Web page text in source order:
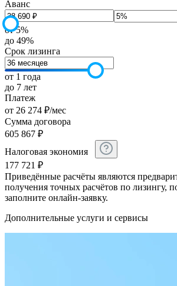
Аванс
от 5%
до 49%
Срок лизинга
от 1 года
до 7 лет
Платеж
от 26 274 ₽/мес
Сумма договора
605 867 ₽
Налоговая экономия
177 721 ₽
Приведённые расчёты являются
получения точных расчётов по лизингу,
заполните онлайн-заявку.
Дополнительные услуги и сервисы